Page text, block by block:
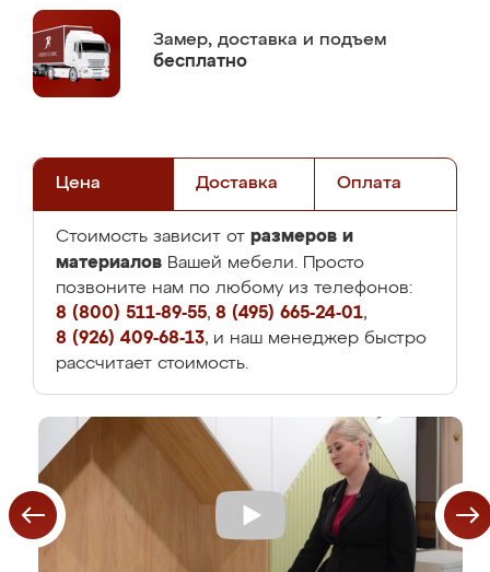
Замер, доставка и подъем
бесплатно
Цена Доставка Оплата
Стоимость зависит от размеров и
материалов Вашей мебели. Просто
позвоните нам по любому из телефонов:
8 (800) 511-89-55, 8 (495) 665-24-01,
8 (926) 409-68-13, и наш менеджер быстро
рассчитает стоимость.